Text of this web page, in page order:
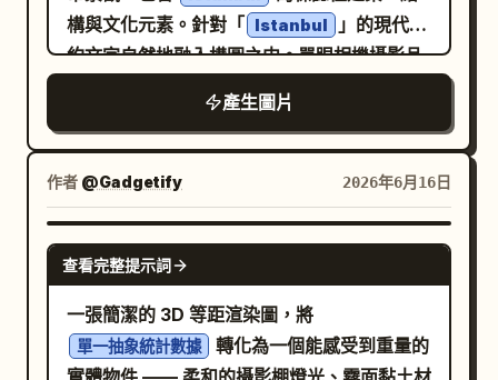
深色圓柱形筆筒，內含三支書寫工具。 背景點
綴：在面板上方加入細緻的金色軌道連接線，
個微小的青色立方體，以及主視窗後方半透明
玻璃質感的面板輪廓。這些點綴應保持精緻且
作為次要元素。 風格：高階 3D 渲染，圓潤的
黏土質感 UI 組件，玻璃擬態
(glassmorphism)，柔和的環境光遮蔽
(ambient occlusion)，斜角邊緣，金屬金色
高光，現代創作者工具美學，無人物。使用
帶有明亮青色輪廓光的電影級藍色調攝影棚燈光
以及 高品質 3D 等距 SaaS 插圖
。 文字限制：
構與文化元素。針對「 Istanbul
」的現代簡
約文字自然地融入構圖之中。單眼相機攝影品
質，清晰且生動的魔幻現實主義美學。尺寸：
產生圖片
作者 @Gadgetify 2026年6月16日
GPT IMAGE 2
查看完整提示詞
一張簡潔的 3D 等距渲染圖，將
單一抽象統計數據
轉化為一個能感受到重量的